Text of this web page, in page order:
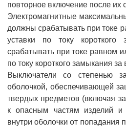
повторное включение после их
Электромагнитные
должны срабатывать при токе
уставки по току
срабатывать при токе равном
по току короткого замыкания
Выключатели со степенью
оболочкой, обеспечивающей
твердых предметов (включая
к опасным частям изделий и
внутри оболочки от попадания